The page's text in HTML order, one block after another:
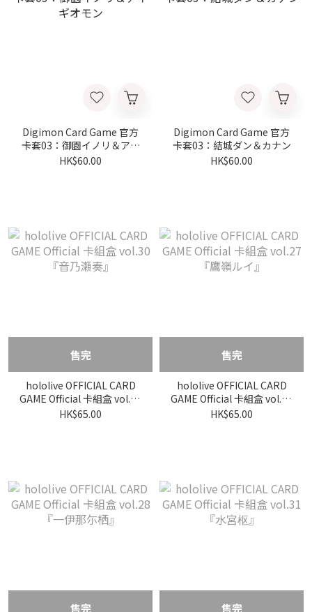
Digimon Card Game 官方
卡套03：御園イノリ＆アイ
ギオモン
HK$60.00
Digimon Card Game 官方
卡套03：結城ダン＆カナン
HK$60.00
售完
hololive OFFICIAL CARD
GAME Official 卡組盒 vol.30
『音乃瀬奏』
HK$65.00
售完
hololive OFFICIAL CARD
GAME Official 卡組盒 vol.27
『鷹嶺ルイ』
HK$65.00
售完 售完